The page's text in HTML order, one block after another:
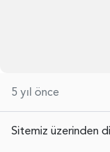
5 yıl önce
Sitemiz üzerinden